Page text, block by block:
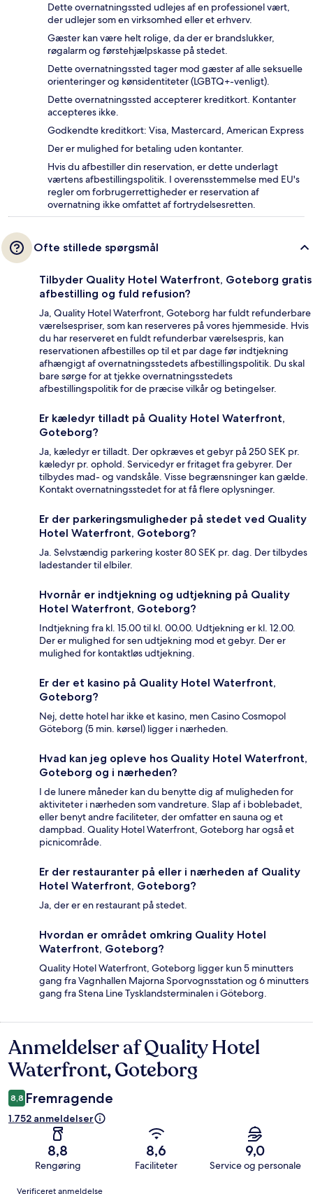
Dette overnatningssted udlejes af en professionel vært,
der udlejer som en virksomhed eller et erhverv.
Gæster kan være helt rolige, da der er brandslukker,
røgalarm og førstehjælpskasse på stedet.
Dette overnatningssted tager mod gæster af alle seksuelle
orienteringer og kønsidentiteter (LGBTQ+-venligt).
Dette overnatningssted accepterer kreditkort. Kontanter
accepteres ikke.
Godkendte kreditkort: Visa, Mastercard, American Express
Der er mulighed for betaling uden kontanter.
Hvis du afbestiller din reservation, er dette underlagt
værtens afbestillingspolitik. I overensstemmelse med EU's
regler om forbrugerrettigheder er reservation af
overnatning ikke omfattet af fortrydelsesretten.
Ofte stillede spørgsmål
Tilbyder Quality Hotel Waterfront, Goteborg gratis
afbestilling og fuld refusion?
Ja, Quality Hotel Waterfront, Goteborg har fuldt refunderbare
værelsespriser, som kan reserveres på vores hjemmeside. Hvis
du har reserveret en fuldt refunderbar værelsespris, kan
reservationen afbestilles op til et par dage før indtjekning
afhængigt af overnatningsstedets afbestillingspolitik. Du skal
bare sørge for at tjekke overnatningsstedets
afbestillingspolitik for de præcise vilkår og betingelser.
Er kæledyr tilladt på Quality Hotel Waterfront,
Goteborg?
Ja, kæledyr er tilladt. Der opkræves et gebyr på 250 SEK pr.
kæledyr pr. ophold. Servicedyr er fritaget fra gebyrer. Der
tilbydes mad- og vandskåle. Visse begrænsninger kan gælde.
Kontakt overnatningsstedet for at få flere oplysninger.
Er der parkeringsmuligheder på stedet ved Quality
Hotel Waterfront, Goteborg?
Ja. Selvstændig parkering koster 80 SEK pr. dag. Der tilbydes
ladestander til elbiler.
Hvornår er indtjekning og udtjekning på Quality
Hotel Waterfront, Goteborg?
Indtjekning fra kl. 15.00 til kl. 00.00. Udtjekning er kl. 12.00.
Der er mulighed for sen udtjekning mod et gebyr. Der er
mulighed for kontaktløs udtjekning.
Er der et kasino på Quality Hotel Waterfront,
Goteborg?
Nej, dette hotel har ikke et kasino, men Casino Cosmopol
Göteborg (5 min. kørsel) ligger i nærheden.
Hvad kan jeg opleve hos Quality Hotel Waterfront,
Goteborg og i nærheden?
I de lunere måneder kan du benytte dig af muligheden for
aktiviteter i nærheden som vandreture. Slap af i boblebadet,
eller benyt andre faciliteter, der omfatter en sauna og et
dampbad. Quality Hotel Waterfront, Goteborg har også et
picnicområde.
Er der restauranter på eller i nærheden af Quality
Hotel Waterfront, Goteborg?
Ja, der er en restaurant på stedet.
Hvordan er området omkring Quality Hotel
Waterfront, Goteborg?
Quality Hotel Waterfront, Goteborg ligger kun 5 minutters
gang fra Vagnhallen Majorna Sporvognsstation og 6 minutters
gang fra Stena Line Tysklandsterminalen i Göteborg.
Anmeldelser
Anmeldelser af Quality Hotel
Waterfront, Goteborg
8,8 Fremragende
1.752 anmeldelser
8,8
Rengøring
8,6
Faciliteter
9,0
Service og personale
Anmeldelser
Verificeret anmeldelse